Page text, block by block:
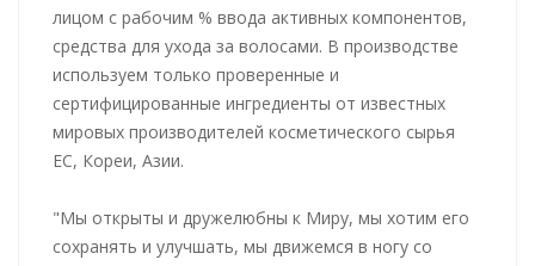
лицом с рабочим % ввода активных компонентов,
средства для ухода за волосами. В производстве
используем только проверенные и
сертифицированные ингредиенты от известных
мировых производителей косметического сырья
ЕС, Кореи, Азии.
"Мы открыты и дружелюбны к Миру, мы хотим его
сохранять и улучшать, мы движемся в ногу со